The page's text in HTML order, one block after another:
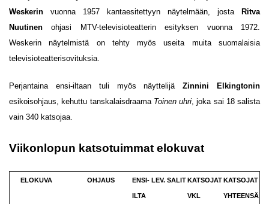
Weskerin vuonna 1957 kantaesitettyyn näytelmään, josta
Ritva
Nuutinen ohjasi MTV-televisioteatterin esityksen vuonna 1972.
Weskerin näytelmistä on tehty myös useita muita suomalaisia
televisioteatterisovituksia.
Perjantaina ensi-iltaan tuli myös näyttelijäZinnini Elkingtonin
esikoisohjaus, kehuttu tanskalaisdraama Toinen uhri, joka sai 18 salista
vain 340 katsojaa.
Viikonlopun katsotuimmat elokuvat
ELOKUVA OHJAUS ENSI-
ILTA
LEV. SALITKATSOJAT
VKL
KATSOJAT
YHTEENSÄ